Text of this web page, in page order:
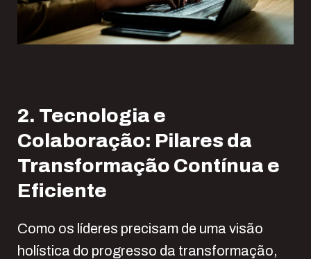
2. Tecnologia e
Colaboração: Pilares da
Transformação Contínua e
Eficiente
Como os líderes precisam de uma visão
holística do progresso da transformação,